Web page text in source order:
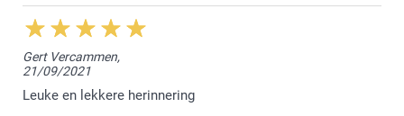
3/06/2024
11:49
Beste Everlien,
Bedankt dat wij jouw mooie creaties mogen
afwerken. Ik wens je een zomer vol leuke
fotomomenten toe samen met de kindjes.
Gert Vercammen,
21/09/2021
Leuke en lekkere herinnering